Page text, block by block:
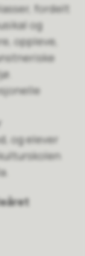
fordelt
og
oppleve,
og elever